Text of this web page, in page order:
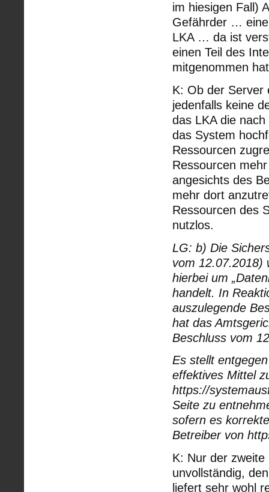
im hiesigen Fall)
Gefährder … eine
LKA … da ist
einen Teil des
mitgenommen
K: Ob der Server
jedenfalls keine
das LKA die
das System
Ressourcen
Ressourcen
angesichts des
mehr dort
Ressourcen des
nutzlos.
LG: b) Die
vom 12.07.2018)
hierbei um
handelt. In
auszulegende
hat das
Beschluss vom
Es stellt
effektives Mittel
https://
Seite zu
sofern es
Betreiber von
K: Nur der
unvollständig,
liefert sehr wohl